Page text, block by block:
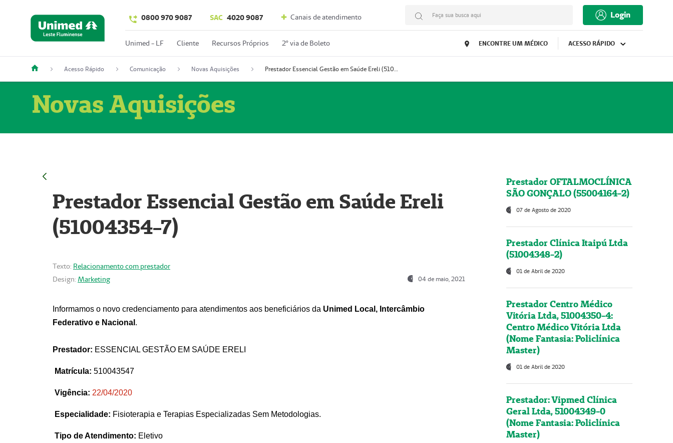
0800 970 9087 SAC 4020 9087 Canais de atendimento Faça sua busca aqui Login
Unimed - LF Cliente Recursos Próprios 2º via de Boleto ENCONTRE UM MÉDICO ACESSO RÁPIDO
Acesso Rápido Comunicação Novas Aquisições Prestador Essencial Gestão em Saúde Ereli (51004354-7)
Novas Aquisições
Prestador Essencial Gestão em Saúde Ereli
(51004354-7)
Texto: Relacionamento com prestador
Design: Marketing 04 de maio, 2021
Informamos o novo credenciamento para atendimentos aos beneficiários da Unimed Local, Intercâmbio
Federativo e Nacional .
Prestador: ESSENCIAL GESTÃO EM SAÚDE ERELI
Matrícula: 510043547
Vigência: 22/04/2020
Especialidade: Fisioterapia e Terapias Especializadas Sem Metodologias.
Tipo de Atendimento: Eletivo
Prestador OFTALMOCLÍNICA
SÃO GONÇALO (55004164-2)
07 de Agosto de 2020
Prestador Clínica Itaipú Ltda
(51004348-2)
01 de Abril de 2020
Prestador Centro Médico
Vitória Ltda, 51004350-4:
Centro Médico Vitória Ltda
(Nome Fantasia: Policlínica
Master)
01 de Abril de 2020
Prestador: Vipmed Clínica
Geral Ltda, 51004349-0
(Nome Fantasia: Policlínica
Master)